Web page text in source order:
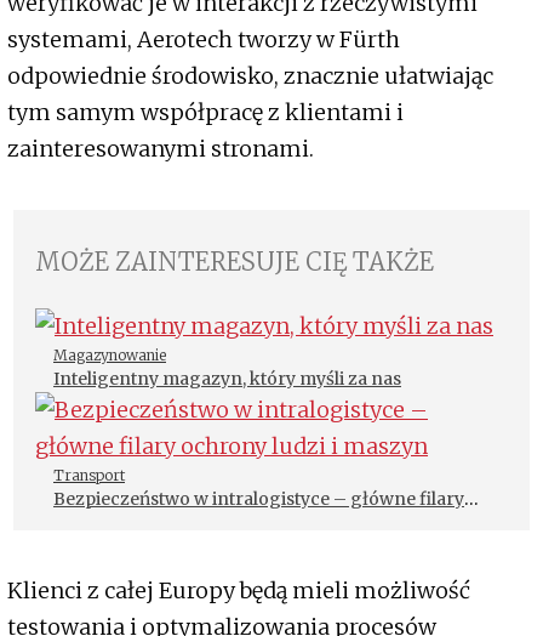
systemami, Aerotech tworzy w Fürth
odpowiednie środowisko, znacznie ułatwiając
tym samym współpracę z klientami i
zainteresowanymi stronami.
MOŻE ZAINTERESUJE CIĘ TAKŻE
Magazynowanie
Inteligentny magazyn, który myśli za nas
Transport
Bezpieczeństwo w intralogistyce – główne filary
Klienci z całej Europy będą mieli możliwość
testowania i optymalizowania procesów